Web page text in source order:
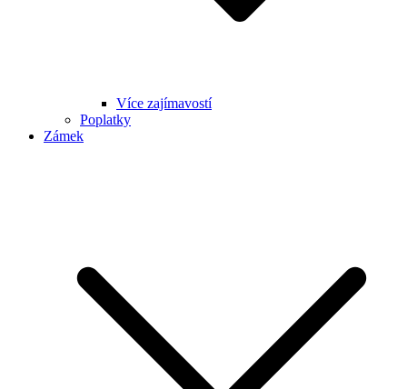
Více zajímavostí
Poplatky
Zámek